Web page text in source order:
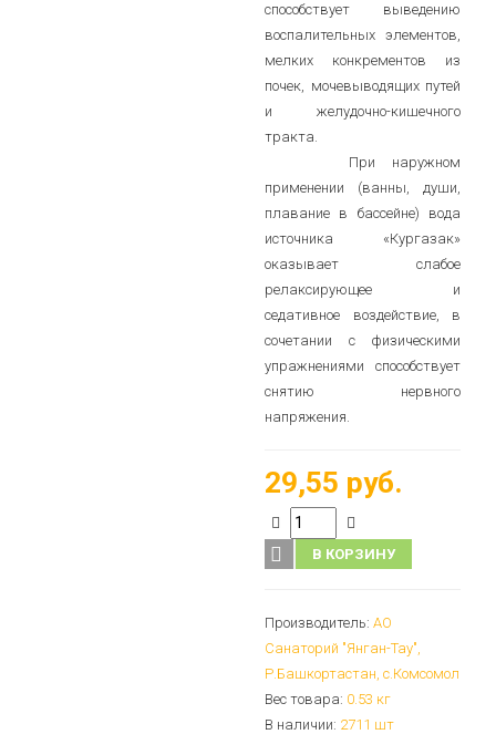
способствует выведению
воспалительных элементов,
мелких конкрементов из
почек, мочевыводящих путей
и желудочно-кишечного
тракта.
При наружном
применении (ванны, души,
плавание в бассейне) вода
источника «Кургазак»
оказывает слабое
релаксирующее и
седативное воздействие, в
сочетании с физическими
упражнениями способствует
снятию нервного
напряжения.
29,55 руб.
В КОРЗИНУ
Производитель: АО
Санаторий "Янган-Тау",
Р.Башкортастан, с.Комсомол
Вес товара: 0.53 кг
В наличии: 2711 шт